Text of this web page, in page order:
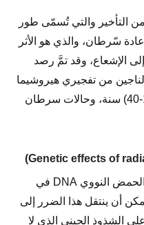
التأخير والتي تُسمّى طور
سّرطان، والذي هو الأثر
الإشعاع، وقد تمَّ رصد
من تفجيري هيروشيما
وناغازاكي بعد مرور فترةٍ زمنية (15-40) سنة، وحالات سرطان
قد يتسبّب الإشعاع المؤين في تلف الحمض النووي DNA في
ويمكن أن ينتقل هذا الضرر إلى
الشذوذ الجيني الذي لا